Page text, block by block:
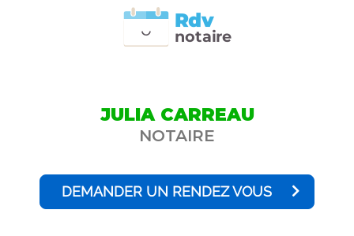
notaire
Rdv
JULIA CARREAU
NOTAIRE
DEMANDER UN RENDEZ VOUS